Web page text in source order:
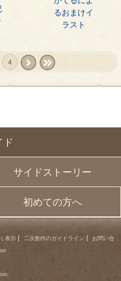
ド
サイドストーリー
初めての方へ
るおまけイ
ラスト
4
表示 二次創作のガイドライン
お問い合